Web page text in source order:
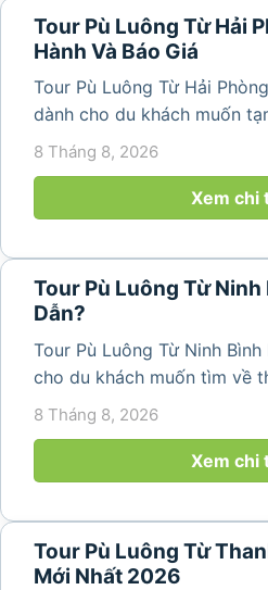
Tour Pù Luông Từ Hải
Hành Và Báo Giá
Tour Pù Luông Từ Hải
dành cho du khách muốn
phố để tìm về không gian
thang đặc trưng. Từ...
8 Tháng 8, 2026
Xem chi
Tour Pù Luông Từ Ninh
Dẫn?
Tour Pù Luông Từ Ninh
cho du khách muốn tìm về
bản làng và tận hưởng
bình. Với lịch trình 2N1Đ
8 Tháng 8, 2026
Xem chi
Tour Pù Luông Từ
Mới Nhất 2026